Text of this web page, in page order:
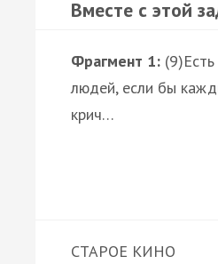
Вместе с этой
Фрагмент 1:
людей, если бы
крич…
СТАРОЕ КИНО